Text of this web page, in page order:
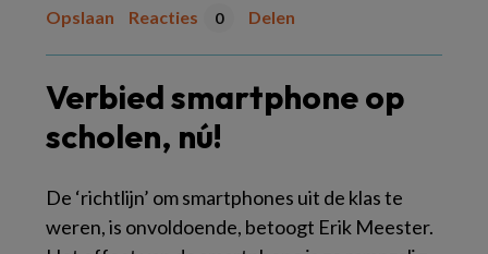
Opslaan Reacties 0 Delen
Verbied smartphone op
scholen, nú!
De ‘richtlijn’ om smartphones uit de klas te
weren, is onvoldoende, betoogt Erik Meester.